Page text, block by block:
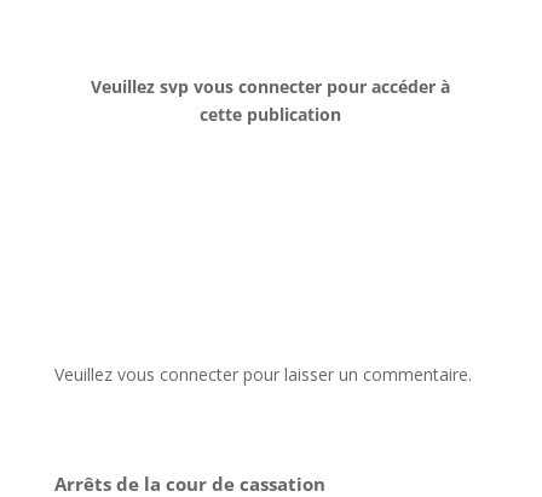
Veuillez svp vous connecter pour accéder à
cette publication
Veuillez vous connecter pour laisser un commentaire.
Arrêts de la cour de cassation